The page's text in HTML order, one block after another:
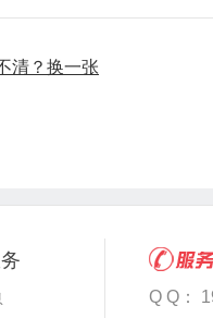
清？换一张
Q Q：